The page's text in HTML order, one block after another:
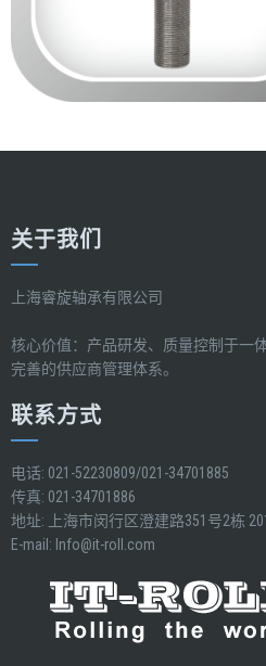
关于我们
上海睿旋轴承有限公司
核心价值：产品研发、质量控制于一
完善的供应商管理体系。
联系方式
电话: 021-52230809/021-34701885
传真: 021-34701886
地址: 上海市闵行区澄建路351号2栋
E-mail: Info@it-roll.com